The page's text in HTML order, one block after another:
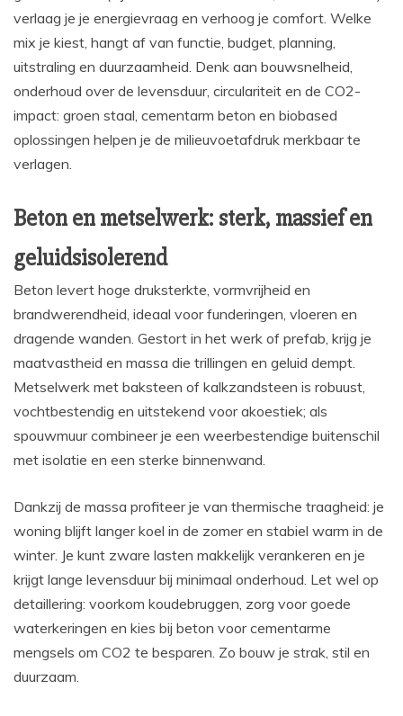
verlaag je je energievraag en verhoog je comfort. Welke
mix je kiest, hangt af van functie, budget, planning,
uitstraling en duurzaamheid. Denk aan bouwsnelheid,
onderhoud over de levensduur, circulariteit en de CO2-
impact: groen staal, cementarm beton en biobased
oplossingen helpen je de milieuvoetafdruk merkbaar te
verlagen.
Beton en metselwerk: sterk, massief en
geluidsisolerend
Beton levert hoge druksterkte, vormvrijheid en
brandwerendheid, ideaal voor funderingen, vloeren en
dragende wanden. Gestort in het werk of prefab, krijg je
maatvastheid en massa die trillingen en geluid dempt.
Metselwerk met baksteen of kalkzandsteen is robuust,
vochtbestendig en uitstekend voor akoestiek; als
spouwmuur combineer je een weerbestendige buitenschil
met isolatie en een sterke binnenwand.
Dankzij de massa profiteer je van thermische traagheid: je
woning blijft langer koel in de zomer en stabiel warm in de
winter. Je kunt zware lasten makkelijk verankeren en je
krijgt lange levensduur bij minimaal onderhoud. Let wel op
detaillering: voorkom koudebruggen, zorg voor goede
waterkeringen en kies bij beton voor cementarme
mengsels om CO2 te besparen. Zo bouw je strak, stil en
duurzaam.